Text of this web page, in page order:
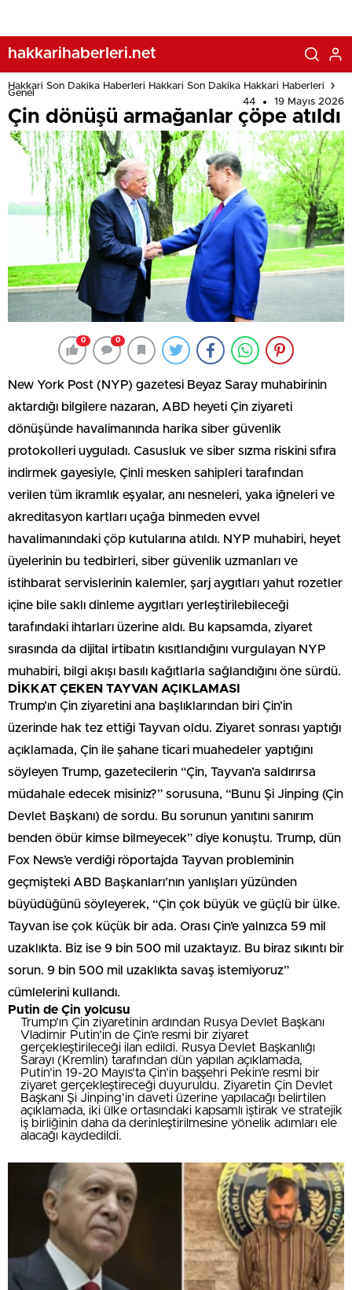
hakkarihaberleri.net
Hakkari Son Dakika Haberleri Hakkari Son Dakika Hakkari Haberleri
Genel
44
19 Mayıs 2026
Çin dönüşü armağanlar çöpe atıldı
0 0
New York Post (NYP) gazetesi Beyaz Saray muhabirinin
aktardığı bilgilere nazaran, ABD heyeti Çin ziyareti
dönüşünde havalimanında harika siber güvenlik
protokolleri uyguladı. Casusluk ve siber sızma riskini sıfıra
indirmek gayesiyle, Çinli mesken sahipleri tarafından
verilen tüm ikramlık eşyalar, anı nesneleri, yaka iğneleri ve
akreditasyon kartları uçağa binmeden evvel
havalimanındaki çöp kutularına atıldı. NYP muhabiri, heyet
üyelerinin bu tedbirleri, siber güvenlik uzmanları ve
istihbarat servislerinin kalemler, şarj aygıtları yahut rozetler
içine bile saklı dinleme aygıtları yerleştirilebileceği
tarafındaki ihtarları üzerine aldı. Bu kapsamda, ziyaret
sırasında da dijital irtibatın kısıtlandığını vurgulayan NYP
muhabiri, bilgi akışı basılı kağıtlarla sağlandığını öne sürdü.
DİKKAT ÇEKEN TAYVAN AÇIKLAMASI
Trump’ın Çin ziyaretini ana başlıklarından biri Çin’in
üzerinde hak tez ettiği Tayvan oldu. Ziyaret sonrası yaptığı
açıklamada, Çin ile şahane ticari muahedeler yaptığını
söyleyen Trump, gazetecilerin “Çin, Tayvan’a saldırırsa
müdahale edecek misiniz?” sorusuna, “Bunu Şi Jinping (Çin
Devlet Başkanı) de sordu. Bu sorunun yanıtını sanırım
benden öbür kimse bilmeyecek” diye konuştu. Trump, dün
Fox News’e verdiği röportajda Tayvan probleminin
geçmişteki ABD Başkanları’nın yanlışları yüzünden
büyüdüğünü söyleyerek, “Çin çok büyük ve güçlü bir ülke.
Tayvan ise çok küçük bir ada. Orası Çin’e yalnızca 59 mil
uzaklıkta. Biz ise 9 bin 500 mil uzaktayız. Bu biraz sıkıntı bir
sorun. 9 bin 500 mil uzaklıkta savaş istemiyoruz”
cümlelerini kullandı.
Putin de Çin yolcusu
Trump’ın Çin ziyaretinin ardından Rusya Devlet Başkanı
Vladimir Putin’in de Çin’e resmi bir ziyaret
gerçekleştirileceği ilan edildi. Rusya Devlet Başkanlığı
Sarayı (Kremlin) tarafından dün yapılan açıklamada,
Putin’in 19-20 Mayıs’ta Çin’in başşehri Pekin’e resmi bir
ziyaret gerçekleştireceği duyuruldu. Ziyaretin Çin Devlet
Başkanı Şi Jinping’in daveti üzerine yapılacağı belirtilen
açıklamada, iki ülke ortasındaki kapsamlı iştirak ve stratejik
iş birliğinin daha da derinleştirilmesine yönelik adımları ele
alacağı kaydedildi.